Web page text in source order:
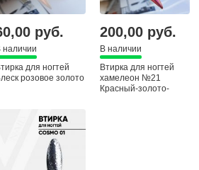
руб.
наличии
для ногтей
розовое золото
200,00 руб.
В наличии
Втирка для ногтей
хамелеон №21
Красный-золото-